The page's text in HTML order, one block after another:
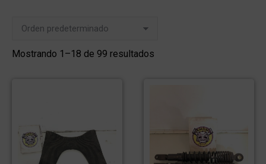
Mostrando 1–18 de 99 resultados